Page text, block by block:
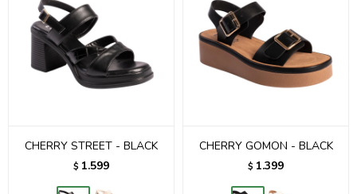
CHERRY STREET - BLACK
$ 1.599
CHERRY GOMON - BLACK
$ 1.399